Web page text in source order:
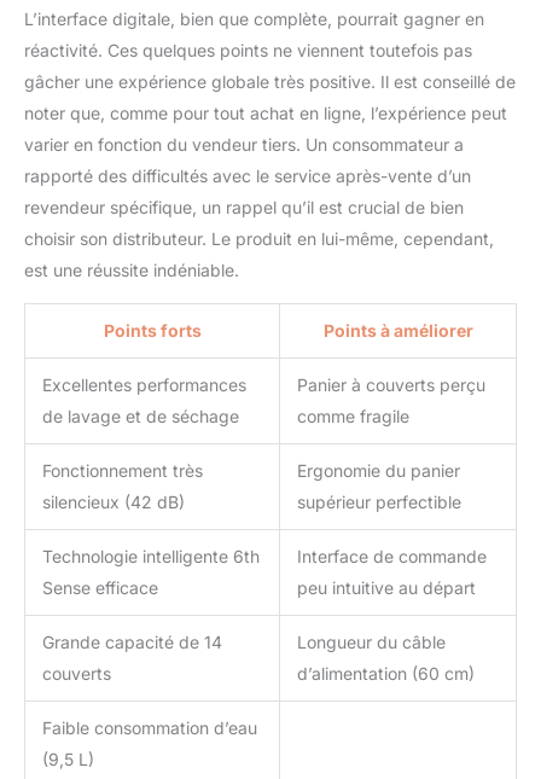
L’interface digitale, bien que complète, pourrait gagner en
réactivité. Ces quelques points ne viennent toutefois pas
gâcher une expérience globale très positive. Il est conseillé de
noter que, comme pour tout achat en ligne, l’expérience peut
varier en fonction du vendeur tiers. Un consommateur a
rapporté des difficultés avec le service après-vente d’un
revendeur spécifique, un rappel qu’il est crucial de bien
choisir son distributeur. Le produit en lui-même, cependant,
est une réussite indéniable.
Points forts Points à améliorer
Excellentes performances
de lavage et de séchage
Panier à couverts perçu
comme fragile
Fonctionnement très
silencieux (42 dB)
Ergonomie du panier
supérieur perfectible
Technologie intelligente 6th
Sense efficace
Interface de commande
peu intuitive au départ
Grande capacité de 14
couverts
Longueur du câble
d’alimentation (60 cm)
Faible consommation d’eau
(9,5 L)